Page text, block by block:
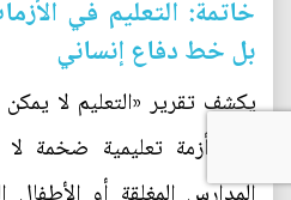
خاتمة: التعليم في
بل خط دفاع إنساني
يكشف تقرير «التعليم لا
أمام أزمة تعليمية ضخمة